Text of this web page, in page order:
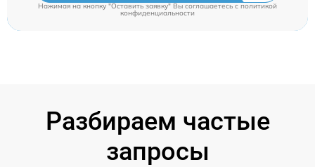
Нажимая на кнопку "Оставить заявку" Вы соглашаетесь cполитикой
конфиденциальности
Разбираем частые
запросы